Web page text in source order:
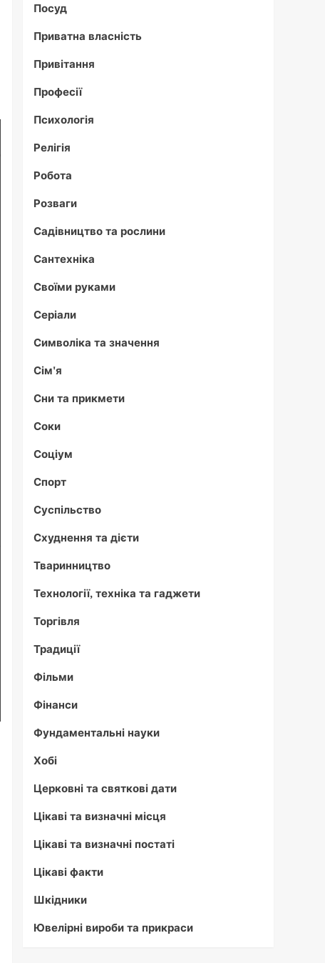
Посуд
Приватна власність
Привітання
Професії
Психологія
Релігія
Робота
Розваги
Садівництво та рослини
Сантехніка
Своїми руками
Серіали
Символіка та значення
Сім'я
Сни та прикмети
Соки
Соціум
Спорт
Суспільство
Схуднення та дієти
Тваринництво
Технології, техніка та гаджети
Торгівля
Традиції
Фільми
Фінанси
Фундаментальні науки
Хобі
Церковні та святкові дати
Цікаві та визначні місця
Цікаві та визначні постаті
Цікаві факти
Шкідники
Ювелірні вироби та прикраси